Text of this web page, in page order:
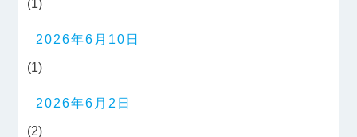
(1)
2026年6月10日
(1)
2026年6月2日
(2)